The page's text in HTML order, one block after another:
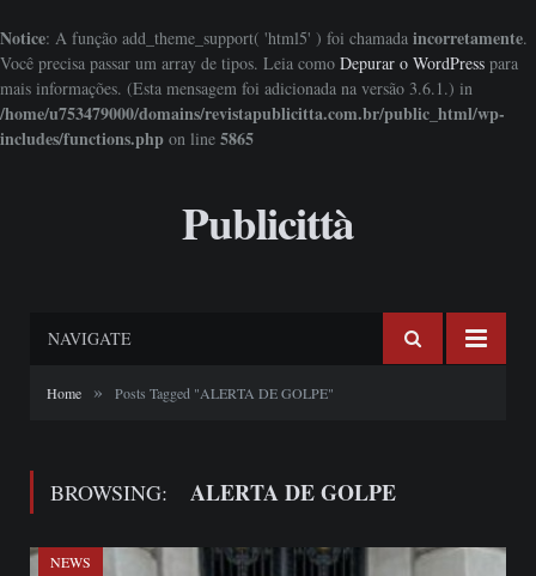
Notice: A função add_theme_support( 'html5' ) foi chamada incorretamente.
Você precisa passar um array de tipos. Leia como Depurar o WordPress para
mais informações. (Esta mensagem foi adicionada na versão 3.6.1.) in
/home/u753479000/domains/revistapublicitta.com.br/public_html/wp-
includes/functions.php on line 5865
Publicittà
NAVIGATE
Home » Posts Tagged "ALERTA DE GOLPE"
BROWSING: ALERTA DE GOLPE
NEWS